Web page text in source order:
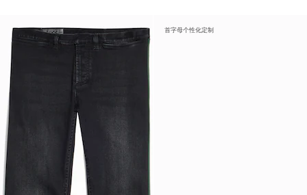
首字母个性化定制